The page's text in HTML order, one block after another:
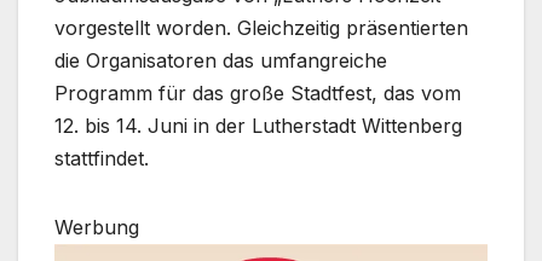
vorgestellt worden. Gleichzeitig präsentierten
die Organisatoren das umfangreiche
Programm für das große Stadtfest, das vom
12. bis 14. Juni in der Lutherstadt Wittenberg
stattfindet.
Werbung